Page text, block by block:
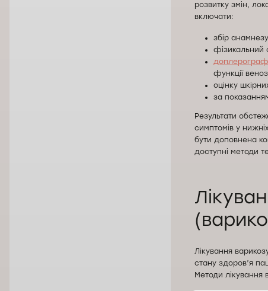
розвитку змін,
включати:
збір
фізикальний
функції
оцінку
за
Результати
симптомів у
бути доповнена
доступні методи
Лікування
стану здоров’я
Методи лікування